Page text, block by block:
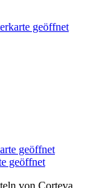
geöffnet
geöffnet
geöffnet